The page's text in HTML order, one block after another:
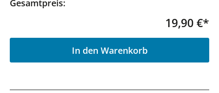
Gesamtpreis:
19,90 €*
In den Warenkorb